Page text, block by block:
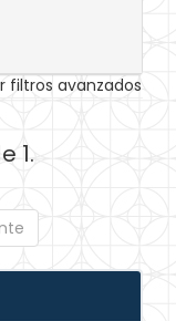
filtros avanzados
1.